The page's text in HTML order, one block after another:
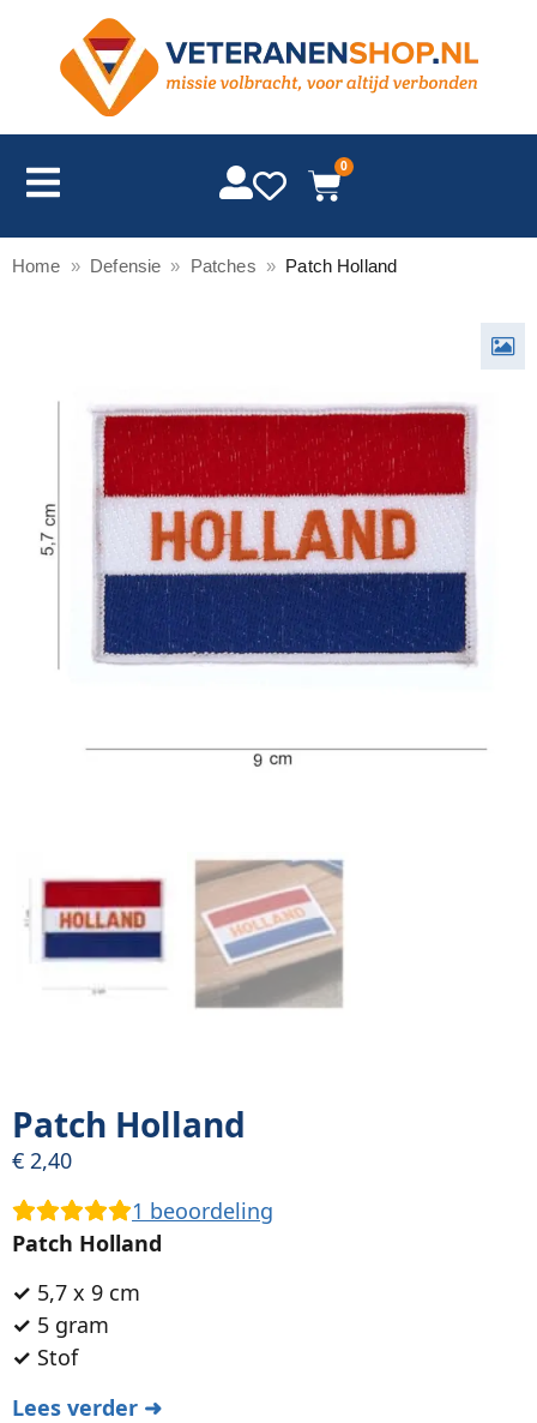
0
Home » Defensie » Patches » Patch Holland
Patch Holland
€ 2,40
1 beoordeling
Patch Holland
✓ 5,7 x 9 cm
✓ 5 gram
✓ Stof
Lees verder ➜